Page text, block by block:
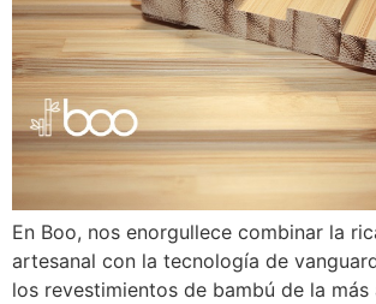
En Boo, nos enorgullece combinar la
artesanal con la tecnología de
los revestimientos de bambú de la más